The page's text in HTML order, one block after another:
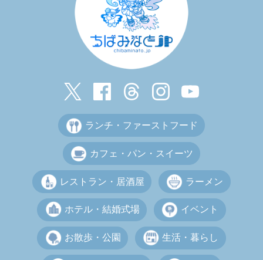
ランチ・ファーストフード
カフェ・パン・スイーツ
レストラン・居酒屋 ラーメン
ホテル・結婚式場 イベント
お散歩・公園 生活・暮らし